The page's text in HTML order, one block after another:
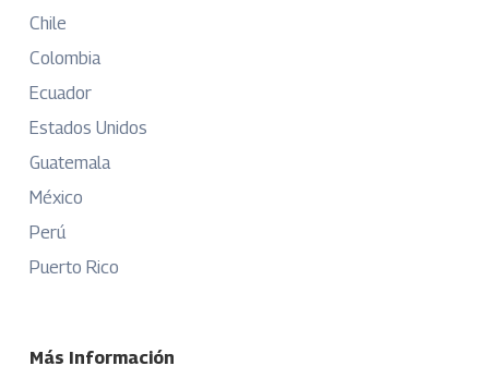
Chile
Colombia
Ecuador
Estados Unidos
Guatemala
México
Perú
Puerto Rico
Más Información